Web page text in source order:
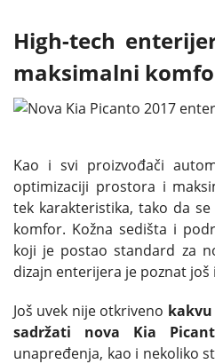
High-tech
maksimalni
Kao i svi proizvođači
optimizaciji prostora i
tek karakteristika, tako da
komfor. Kožna sedišta i
koji je postao standard za
dizajn enterijera je poznat još
Još uvek nije otkriveno kakvu
sadržati nova Kia
unapređenja, kao i nekoliko